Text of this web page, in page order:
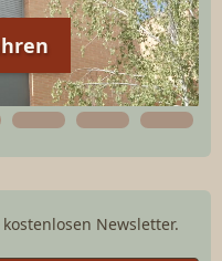
Newsletter.